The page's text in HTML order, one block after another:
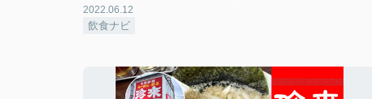
2022.06.12
飲食ナビ